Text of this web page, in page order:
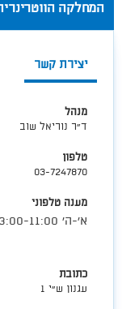
המחלקה
יצירת קשר
מנהל
ד"ר נוריאל שוב
טלפון
03-7247870
מענה טלפוני
​א'-ה' 13:00-11:00​
כתובת
עגנון ש"י 1